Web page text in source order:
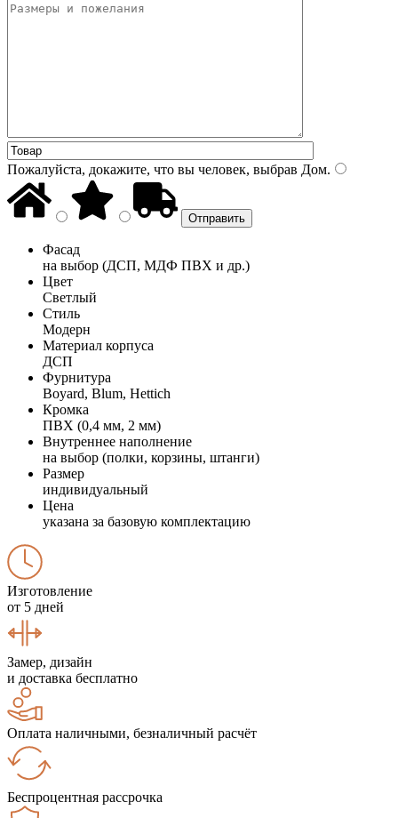
Пожалуйста, докажите, что вы человек, выбрав Дом.
Фасад
на выбор (ДСП, МДФ ПВХ и др.)
Цвет
Светлый
Стиль
Модерн
Материал корпуса
ДСП
Фурнитура
Boyard, Blum, Hettich
Кромка
ПВХ (0,4 мм, 2 мм)
Внутреннее наполнение
на выбор (полки, корзины, штанги)
Размер
индивидуальный
Цена
указана за базовую комплектацию
Изготовление
от 5 дней
Замер, дизайн
и доставка бесплатно
Оплата наличными, безналичный расчёт
Беспроцентная рассрочка